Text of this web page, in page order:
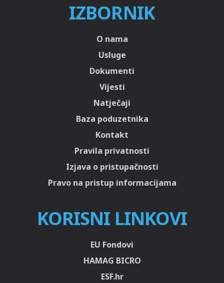
IZBORNIK
O nama
Usluge
Dokumenti
Vijesti
Natječaji
Baza poduzetnika
Kontakt
Pravila privatnosti
Izjava o pristupačnosti
Pravo na pristup informacijama
KORISNI LINKOVI
EU Fondovi
HAMAG BICRO
ESF.hr